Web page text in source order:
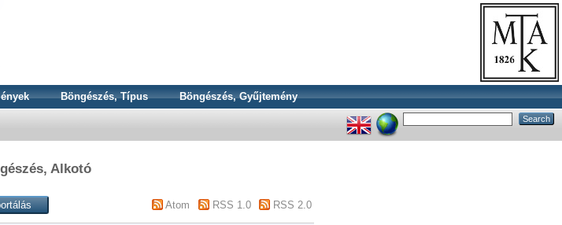
Böngészés, Típus Böngészés, Gyűjtemény
Alkotó
Atom RSS 1.0 RSS 2.0